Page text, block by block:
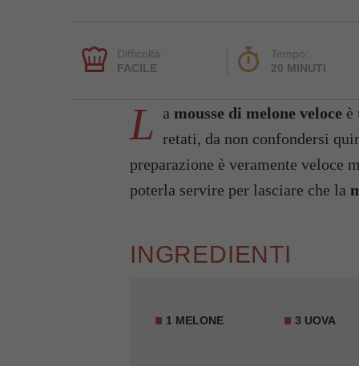
Difficoltà:
FACILE
Tempo:
20 MINUTI
L a mousse di melone veloce è
retati, da non confondersi
preparazione è veramente veloce
poterla servire per lasciare che la
INGREDIENTI
1 MELONE 3 UOVA